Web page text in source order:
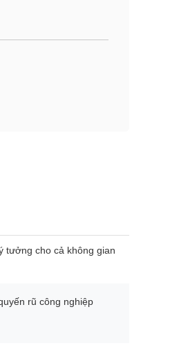
tưởng cho cả không gian
rũ công nghiệp